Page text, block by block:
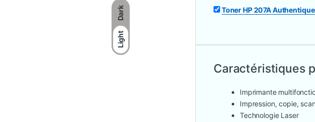
Dark
Light
Toner HP 207A
Caractéristiques
Imprimante
Impression, copie,
Technologie Laser